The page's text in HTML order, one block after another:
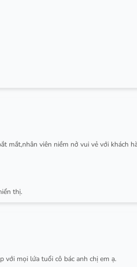
mắt,nhân viên niềm nở vui vẻ với khách
thị.
với mọi lứa tuổi cô bác anh chị em ạ.